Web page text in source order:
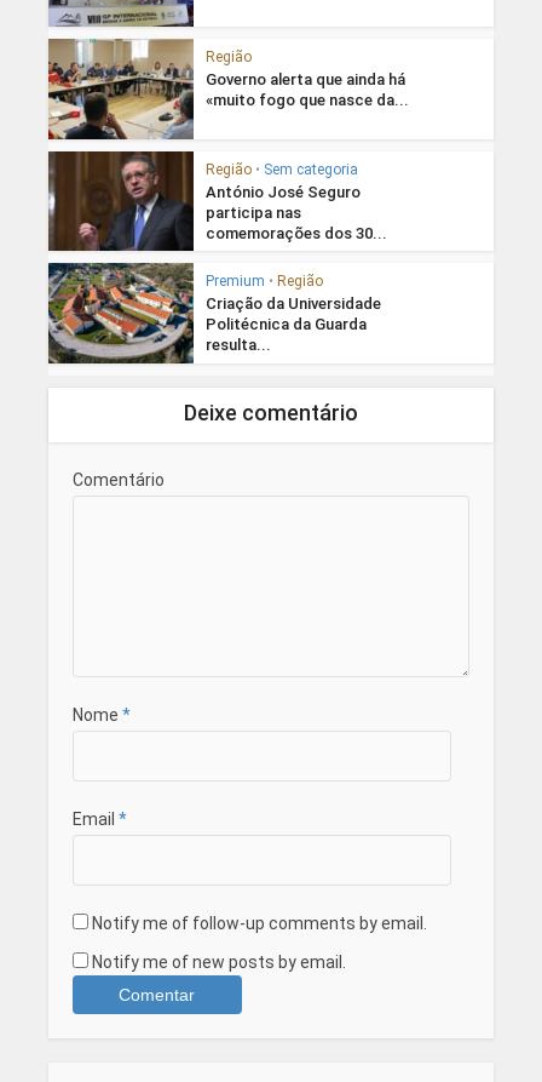
Região
Governo alerta que ainda há
«muito fogo que nasce da...
Região • Sem categoria
António José Seguro
participa nas
comemorações dos 30...
Premium • Região
Criação da Universidade
Politécnica da Guarda
resulta...
Deixe comentário
Comentário
Nome *
Email *
Notify me of follow-up comments by email.
Notify me of new posts by email.